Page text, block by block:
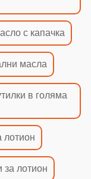
с капачка
масла
в голяма
лотион
за лотион